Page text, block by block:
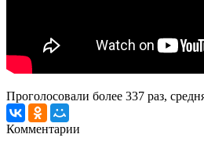
Проголосовали более 337 раз,
Комментарии